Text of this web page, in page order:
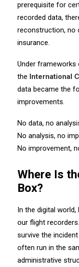
prerequisite for
recorded data,
reconstruction, no
insurance.
Under frameworks
the International
data became the
improvements.
No data, no
No analysis, no
No improvement,
Where Is
Box?
In the digital
our flight
survive the
often run in the
administrative